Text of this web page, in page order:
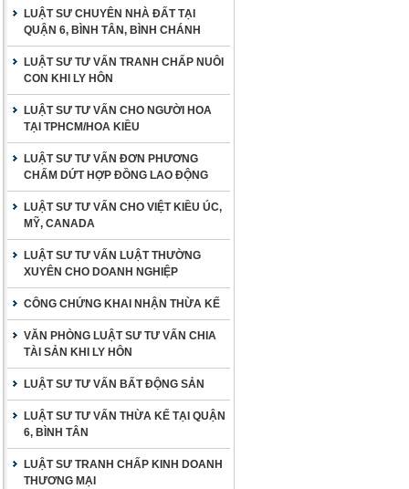
LUẬT SƯ CHUYÊN NHÀ ĐẤT TẠI
QUẬN 6, BÌNH TÂN, BÌNH CHÁNH
LUẬT SƯ TƯ VẤN TRANH CHẤP NUÔI
CON KHI LY HÔN
LUẬT SƯ TƯ VẤN CHO NGƯỜI HOA
TẠI TPHCM/HOA KIỀU
LUẬT SƯ TƯ VẤN ĐƠN PHƯƠNG
CHẤM DỨT HỢP ĐỒNG LAO ĐỘNG
LUẬT SƯ TƯ VẤN CHO VIỆT KIỀU ÚC,
MỸ, CANADA
LUẬT SƯ TƯ VẤN LUẬT THƯỜNG
XUYÊN CHO DOANH NGHIỆP
CÔNG CHỨNG KHAI NHẬN THỪA KẾ
VĂN PHÒNG LUẬT SƯ TƯ VẤN CHIA
TÀI SẢN KHI LY HÔN
LUẬT SƯ TƯ VẤN BẤT ĐỘNG SẢN
LUẬT SƯ TƯ VẤN THỪA KẾ TẠI QUẬN
6, BÌNH TÂN
LUẬT SƯ TRANH CHẤP KINH DOANH
THƯƠNG MẠI